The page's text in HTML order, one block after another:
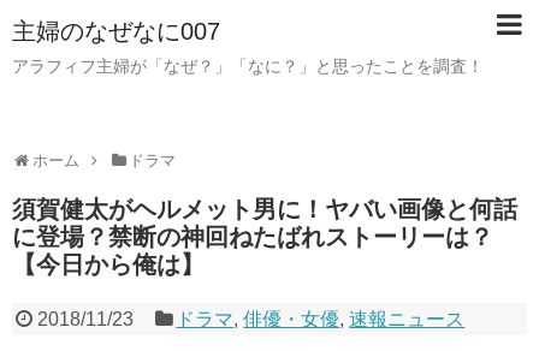
主婦のなぜなに007
アラフィフ主婦が「なぜ？」「なに？」と思ったことを調査！
ホーム ドラマ
須賀健太がヘルメット男に！ヤバい画像と何話
に登場？禁断の神回ねたばれストーリーは？
【今日から俺は】
2018/11/23 ドラマ,俳優・女優,速報ニュース